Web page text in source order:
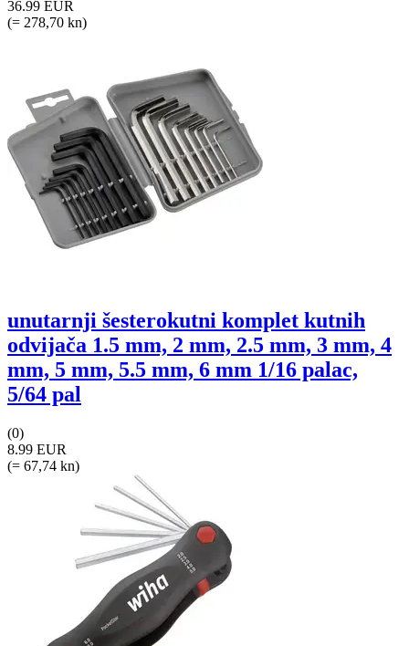
36.99 EUR
(= 278,70 kn)
unutarnji šesterokutni komplet kutnih
odvijača 1.5 mm, 2 mm, 2.5 mm, 3 mm, 4
mm, 5 mm, 5.5 mm, 6 mm 1/16 palac,
5/64 pal
(0)
8.99 EUR
(= 67,74 kn)